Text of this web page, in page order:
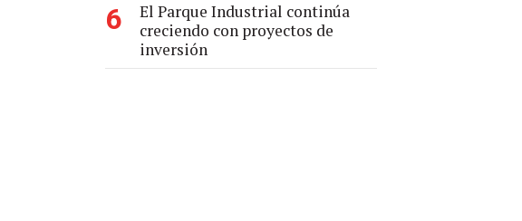
6
El Parque Industrial continúa
creciendo con proyectos de
inversión